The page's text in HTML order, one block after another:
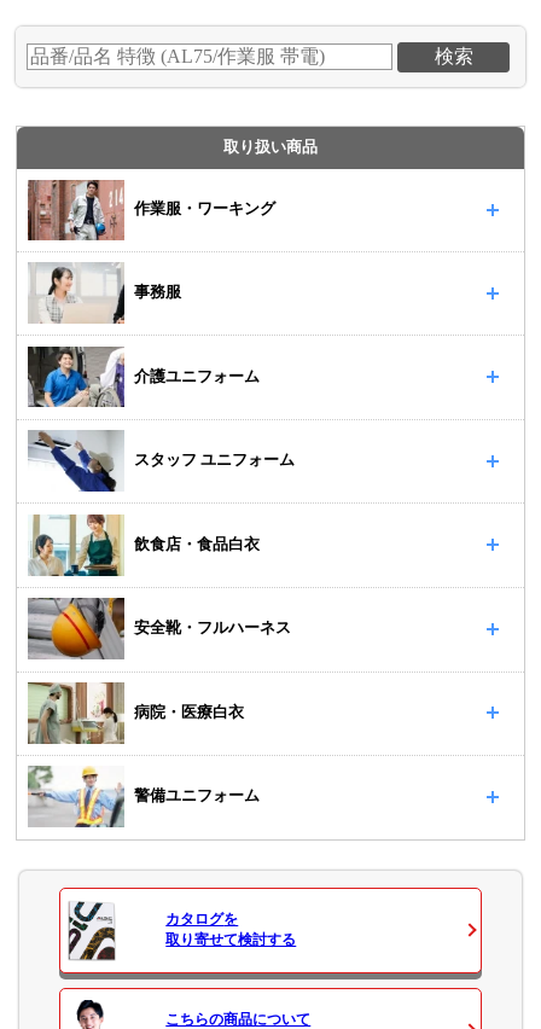
取り扱い商品
作業服・ワーキング
事務服
介護ユニフォーム
スタッフ ユニフォーム
飲食店・食品白衣
安全靴・フルハーネス
病院・医療白衣
警備ユニフォーム
カタログを
取り寄せて検討する
こちらの商品について